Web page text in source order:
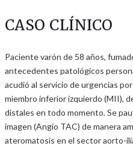
CASO CLÍNICO
Paciente varón de 58 años,
antecedentes patológicos
acudió al servicio de urgencias
miembro inferior izquierdo (MII),
distales en todo momento. Se
imagen (Angio TAC) de manera
ateromatosis en el sector aorto-